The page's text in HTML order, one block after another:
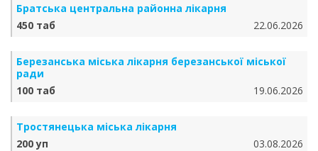
Братська центральна районна лікарня
450 таб
22.06.2026
Березанська міська лікарня березанської міської
ради
100 таб
19.06.2026
Тростянецька міська лікарня
200 уп
03.08.2026